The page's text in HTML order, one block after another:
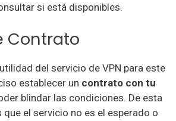
si está disponibles.
Contrato
del servicio de VPN para este
establecer un contrato con tu
blindar las condiciones. De esta
el servicio no es el esperado o